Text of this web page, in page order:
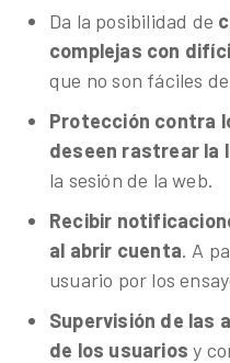
Da la posibilidad de
complejas con
que no son fáciles
Protección contra
deseen rastrear la
la sesión de la web.
Recibir
al abrir cuenta. A
usuario por los
Supervisión de las
de los usuarios y